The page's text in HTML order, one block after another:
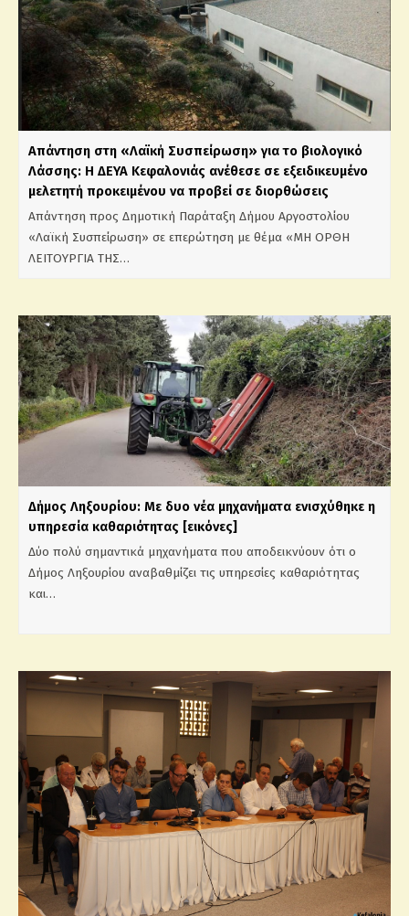
Απάντηση στη «Λαϊκή Συσπείρωση» για το βιολογικό
Λάσσης: Η ΔΕΥΑ Κεφαλονιάς ανέθεσε σε εξειδικευμένο
μελετητή προκειμένου να προβεί σε διορθώσεις
Απάντηση προς Δημοτική Παράταξη Δήμου Αργοστολίου
«Λαϊκή Συσπείρωση» σε επερώτηση με θέμα «ΜΗ ΟΡΘΗ
ΛΕΙΤΟΥΡΓΙΑ ΤΗΣ…
Δήμος Ληξουρίου: Με δυο νέα μηχανήματα ενισχύθηκε η
υπηρεσία καθαριότητας [εικόνες]
Δύο πολύ σημαντικά μηχανήματα που αποδεικνύουν ότι ο
Δήμος Ληξουρίου αναβαθμίζει τις υπηρεσίες καθαριότητας
και…